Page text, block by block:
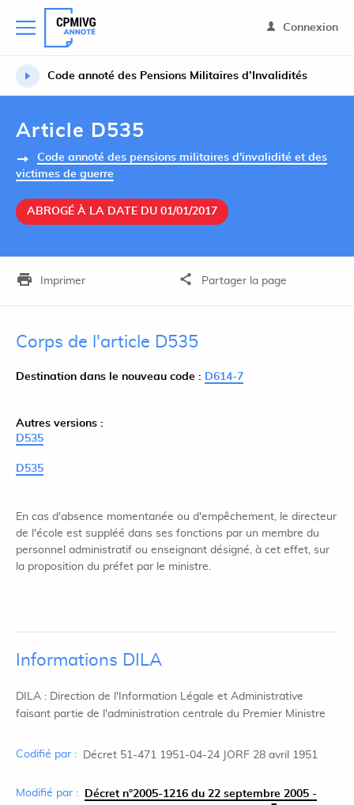
Connexion
Code annoté des Pensions Militaires d’Invalidités
Article D535
Code annoté des pensions militaires d'invalidité et des
victimes de guerre
ABROGÉ À LA DATE DU 01/01/2017
Imprimer Partager la page
Corps de l'article D535
Destination dans le nouveau code : D614-7
Autres versions :
D535
D535
En cas d'absence momentanée ou d'empêchement, le directeur
de l'école est suppléé dans ses fonctions par un membre du
personnel administratif ou enseignant désigné, à cet effet, sur
la proposition du préfet par le ministre.
Informations DILA
DILA : Direction de l'Information Légale et Administrative
faisant partie de l'administration centrale du Premier Ministre
Codifié par : Décret 51-471 1951-04-24 JORF 28 avril 1951
Modifié par :
Décret n°2005-1216 du 22 septembre 2005 -